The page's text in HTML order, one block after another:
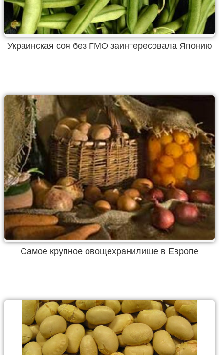
Украинская соя без ГМО заинтересовала Японию
Самое крупное овощехранилище в Европе